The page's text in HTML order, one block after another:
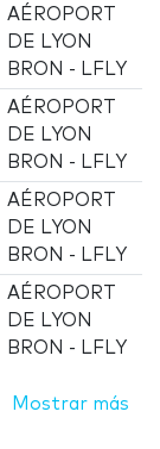
AÉROPORT
DE LYON
BRON - LFLY
AÉROPORT
DE LYON
BRON - LFLY
AÉROPORT
DE LYON
BRON - LFLY
AÉROPORT
DE LYON
BRON - LFLY
Mostrar más